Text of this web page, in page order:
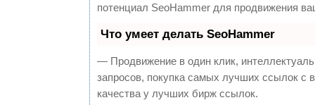
потенциал SeoHammer для продвижения
Что умеет делать SeoHammer
— Продвижение в один клик,
запросов, покупка самых лучших ссылок с
качества у лучших бирж ссылок.